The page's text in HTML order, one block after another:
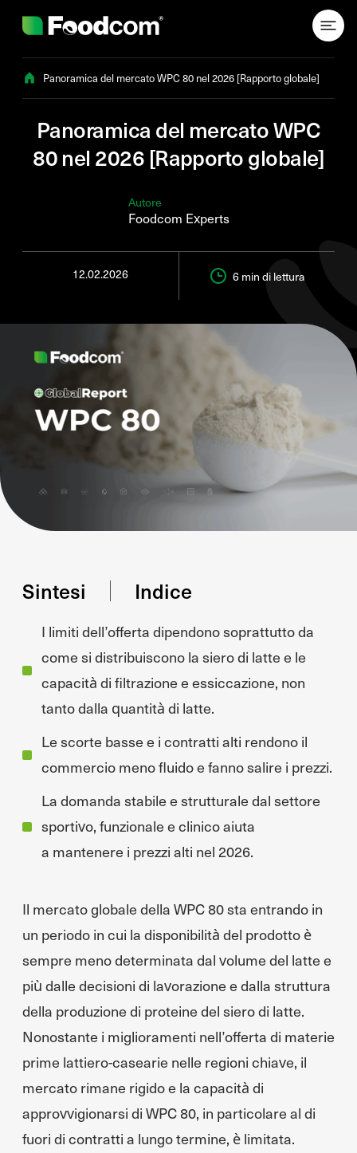
Panoramica del mercato WPC 80 nel 2026 [Rapporto globale]
Panoramica del mercato WPC
80 nel 2026 [Rapporto globale]
Autore
Foodcom Experts
12.02.2026 6 min di lettura
Sintesi Indice
I limiti dell’offerta dipendono soprattutto da
come si distribuiscono la siero di latte e le
capacità di filtrazione e essiccazione, non
tanto dalla quantità di latte.
Le scorte basse e i contratti alti rendono il
commercio meno fluido e fanno salire i prezzi.
La domanda stabile e strutturale dal settore
sportivo, funzionale e clinico aiuta
a mantenere i prezzi alti nel 2026.
Il mercato globale della WPC 80 sta entrando in
un periodo in cui la disponibilità del prodotto è
sempre meno determinata dal volume del latte e
più dalle decisioni di lavorazione e dalla struttura
della produzione di proteine del siero di latte.
Nonostante i miglioramenti nell’offerta di materie
prime lattiero-casearie nelle regioni chiave, il
mercato rimane rigido e la capacità di
approvvigionarsi di WPC 80, in particolare al di
fuori di contratti a lungo termine, è limitata.